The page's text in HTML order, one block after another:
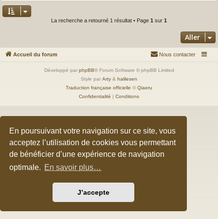
En poursuivant votre navigation sur ce site, vous
acceptez l’utilisation de cookies vous permettant
de bénéficier d’une expérience de navigation
optimale. En savoir plus…
J’accepte
La recherche a retourné 1 résultat • Page 1 sur 1
Aller
Accueil du forum Nous contacter
Développé par phpBB® Forum Software © phpBB Limited
Style par Arty & halilesen
Traduction française officielle © Qiaeru
Confidentialité | Conditions